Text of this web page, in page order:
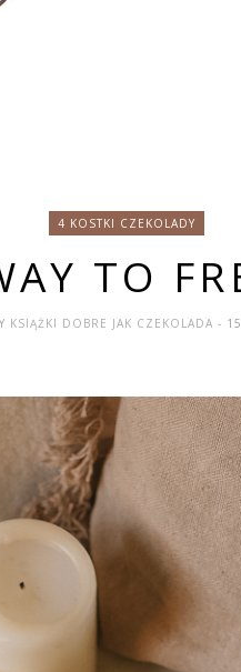
4 KOSTKI CZEKOLADY
TO
KSIĄŻKI DOBRE JAK CZEKOLADA -